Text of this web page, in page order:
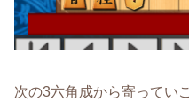
次の3六角成から寄ってい